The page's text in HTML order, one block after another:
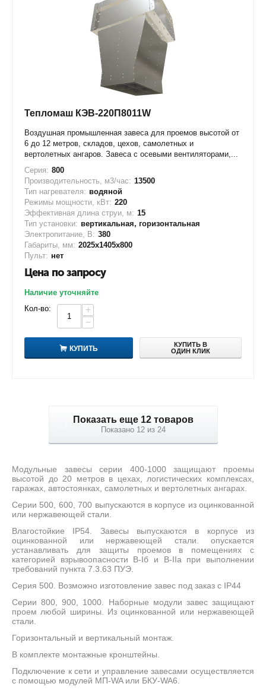
Тепломаш КЭВ-220П8011W
Воздушная промышленная завеса для проемов высотой от
6 до 12 метров, складов, цехов, самолетных и
вертолетных ангаров. Завеса с осевыми вентиляторами,...
Серия: 800
Производительность, м3/час: 13500
Тип нагревателя: водяной
Режимы мощности, кВт: 220
Эффективная длина струи, м: 15
Тип установки: вертикальная, горизонтальная
Электропитание, В: 380
Габариты, мм: 2025х1405х800
Пульт: нет
Цена по запросу
Наличие уточняйте
Кол-во:
+
−
КУПИТЬ
КУПИТЬ В
ОДИН КЛИК
Показать еще 12 товаров
Показано 12 из 24
Модульные завесы серии 400-1000 защищают проемы
высотой до 20 метров в цехах, логистических комплексах,
гаражах, автостоянках, самолетных и вертолетных ангарах.
Серии 500, 600, 700 выпускаются в корпусе из оцинкованной
или нержавеющей стали.
Влагостойкие IP54. Завесы выпускаются в корпусе из
оцинкованной или нержавеющей стали. опускается
устанавливать для защиты проемов в помещениях с
категорией взрывоопасности B-Iб и В-IIа при выполнении
требований пункта 7.3.63 ПУЭ.
Серия 500. Возможно изготовление завес под заказ с IP44
Серии 800, 900, 1000. Наборные модули завес защищают
проем любой ширины. Из оцинкованной или нержавеющей
стали.
Горизонтальный и вертикальный монтаж.
В комплекте монтажные кронштейны.
Подключение к сети и управление завесами осуществляется
с помощью модулей МП-WA или БКУ-WA6.